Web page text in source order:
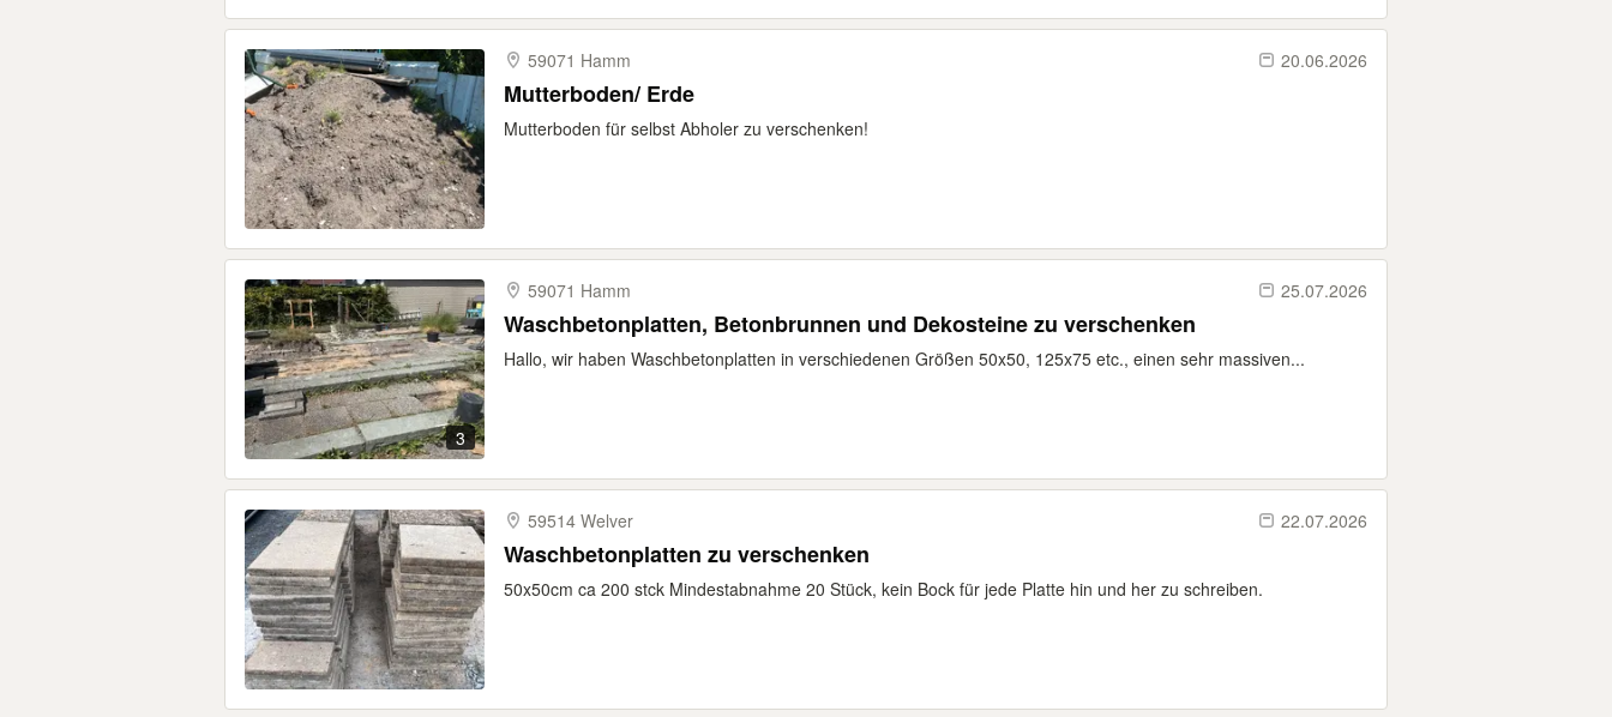
59071 Hamm 20.06.2026
Mutterboden/ Erde
Mutterboden für selbst Abholer zu verschenken!
3
59071 Hamm 25.07.2026
Waschbetonplatten, Betonbrunnen und Dekosteine zu verschenken
Hallo, wir haben Waschbetonplatten in verschiedenen Größen 50x50, 125x75 etc., einen sehr massiven...
59514 Welver 22.07.2026
Waschbetonplatten zu verschenken
50x50cm ca 200 stck Mindestabnahme 20 Stück, kein Bock für jede Platte hin und her zu schreiben.